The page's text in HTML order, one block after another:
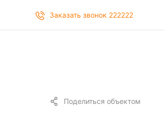
Заказать звонок 222222
Поделиться объектом